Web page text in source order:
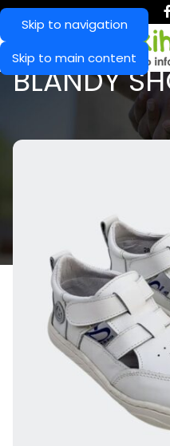
Skip to navigation
Skip to main content
BLANDY
Blandy Shoes